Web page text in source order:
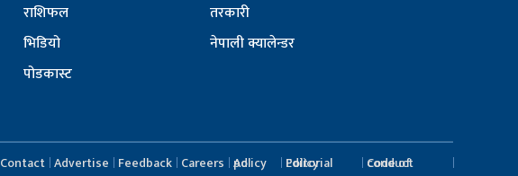
राशिफल
भिडियो
पोडकास्ट
तरकारी
नेपाली क्यालेन्डर
Contact Advertise Feedback Careers Ad policy Editorial Policy
Code of conduct